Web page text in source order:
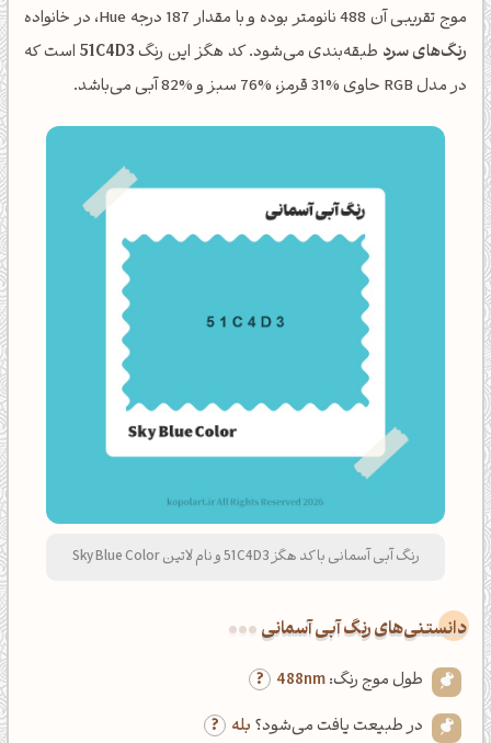
موج تقریبی آن 488 نانومتر بوده و با مقدار 187 درجه Hue، در خانواده
رنگ‌های سرد طبقه‌بندی می‌شود. کد هگز این رنگ51C4D3 است که
در مدل RGB حاوی %31 قرمز، %76 سبز و %82 آبی می‌باشد.
رنگ آبی آسمانی با کد هگز 51C4D3 و نام لاتین Sky Blue Color
دانستنی‌های رنگ آبی آسمانی
طول موج رنگ:488nm
در طبیعت یافت می‌شود؟ بله